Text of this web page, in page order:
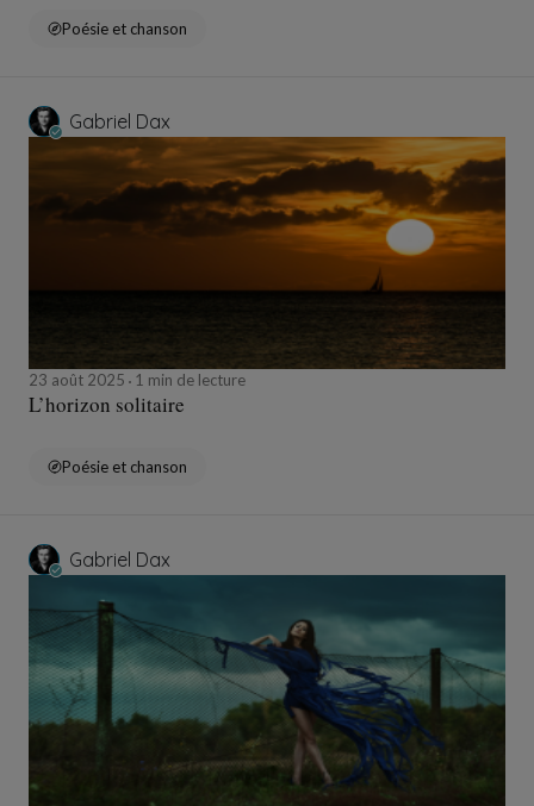
Poésie et chanson
Gabriel Dax
23 août 2025 1 min de lecture
L’horizon solitaire
Poésie et chanson
Gabriel Dax